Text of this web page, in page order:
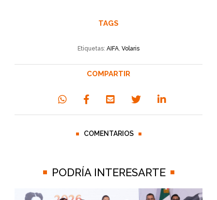
TAGS
Etiquetas: AIFA, Volaris
COMPARTIR
COMENTARIOS
PODRÍA INTERESARTE